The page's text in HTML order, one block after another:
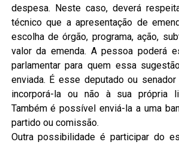
despesa. Neste caso, deverá
técnico que a apresentação de
escolha de órgão, programa, ação,
valor da emenda. A pessoa poderá
parlamentar para quem essa
enviada. É esse deputado ou
incorporá-la ou não à sua própria
Também é possível enviá-la a uma
partido ou comissão.
Outra possibilidade é participar do